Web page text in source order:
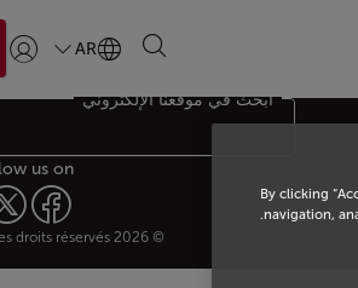
AR
ابحث في موقعنا الإلكتروني
us on
© 2026 Royal Air Maroc. Tous les droits réservés
By clicking
navigation,